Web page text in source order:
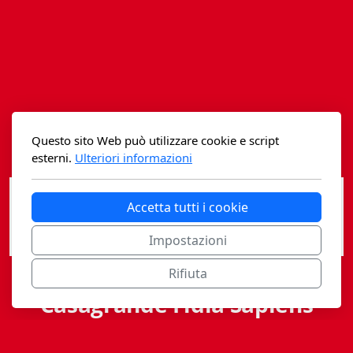
Casagrande Fidia Sapiens
Questo sito Web può utilizzare cookie e script
esterni. Ulteriori informazioni
Accetta tutti i cookie
Impostazioni
Rifiuta
Maestri della Pietra
Oltre le frontiere
Spyra
Testi scolastici
Varia